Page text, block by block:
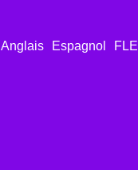
Anglais Espagnol FLE